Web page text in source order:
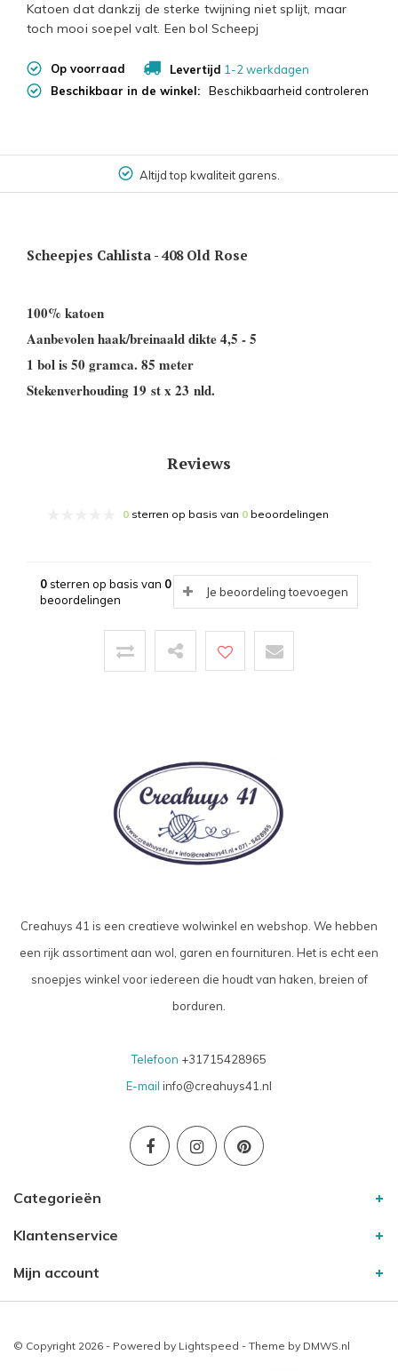
Katoen dat dankzij de sterke twijning niet splijt, maar
toch mooi soepel valt. Een bol Scheepj
Op voorraad Levertijd 1-2 werkdagen
Beschikbaar in de winkel:
Beschikbaarheid controleren
Altijd top kwaliteit garens.
Scheepjes Cahlista - 408 Old Rose
100% katoen
Aanbevolen haak/breinaald dikte 4,5 - 5
1 bol is 50 gramca. 85 meter
Stekenverhouding 19 st x 23 nld.
Reviews
0 sterren op basis van 0 beoordelingen
0sterren op basis van 0
beoordelingen
Je beoordeling toevoegen
Creahuys 41 is een creatieve wolwinkel en webshop. We hebben
een rijk assortiment aan wol, garen en fournituren. Het is echt een
snoepjes winkel voor iedereen die houdt van haken, breien of
borduren.
Telefoon +31715428965
E-mail info@creahuys41.nl
Categorieën
Klantenservice
Mijn account
© Copyright 2026 - Powered by Lightspeed - Theme by DMWS.nl